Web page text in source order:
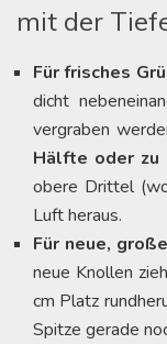
mit der
Für frisches
dicht
vergraben
Hälfte oder zu
obere Drittel
Luft heraus.
Für neue,
neue Knollen
cm Platz
Spitze gerade